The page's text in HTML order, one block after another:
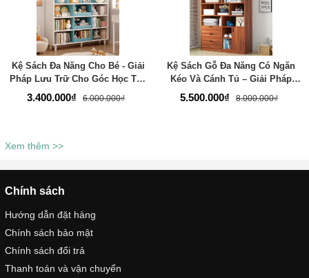
Kệ Sách Đa Năng Cho Bé - Giải
Pháp Lưu Trữ Cho Góc Học Tập
- Thương Hiệu TADA Việt Nam -
3.400.000₫ 6.000.000₫
Kệ Sách Gỗ Đa Năng Có Ngăn
Kéo Và Cánh Tủ – Giải Pháp
Lưu Trữ Hiện Đại Cho Mọi
5.500.000₫ 8.000.000₫
Xem thêm >>
Chính sách
Hướng dẫn đặt hàng
Chính sách bảo mật
Chính sách đổi trả
Thanh toán và vận chuyển